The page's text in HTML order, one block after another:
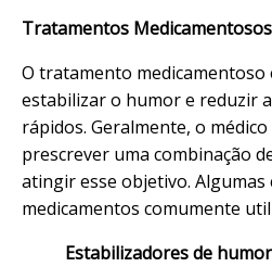
Tratamentos
O tratamento medicamentoso
estabilizar o humor e reduzir
rápidos. Geralmente, o
prescrever uma combinação
atingir esse objetivo. Algumas
medicamentos comumente
Estabilizadores de